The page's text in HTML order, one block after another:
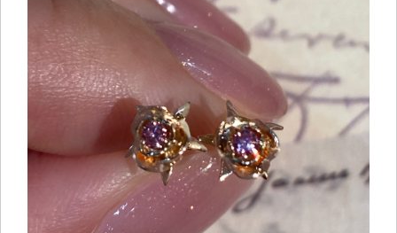
ご注文手続き
カートを見る
お買い物を続ける